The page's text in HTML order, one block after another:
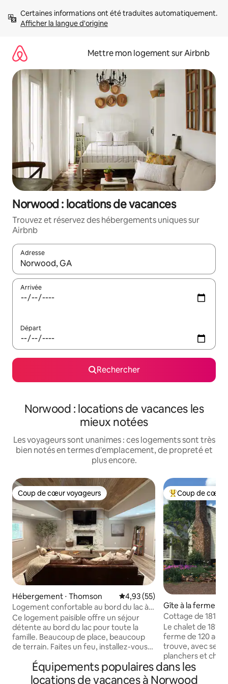
directement
Afficher la langue d'origine
Mettre mon logement sur Airbnb
Norwood : locations de vacances
Trouvez et réservez des hébergements uniques sur
Airbnb
Adresse
Lorsque les résultats s'affichent, utilisez les flèches vers le
Arrivée
Départ
Rechercher
Norwood : locations de vacances les
mieux notées
Les voyageurs sont unanimes : ces logements sont très
bien notés en termes d'emplacement, de propreté et
plus encore.
Coup de cœur voyageurs
Coup de cœur voyageurs
Hébergement ⋅ Thomson Évaluation moyenne sur la
4,93 (55)
Logement confortable au bord du lac à
Raysville
Ce logement paisible offre un séjour
détente au bord du lac pour toute la
famille. Beaucoup de place, beaucoup
de terrain. Faites un feu, installez-vous
jouez à des jeux, organisez un grand
dîner de famille dans la grande cuisine et
Coups de cœur
Coup de cœur
Gîte à la ferme ⋅
Cottage de 1811
Le chalet de 1811
ferme de 120
trouve, avec ses
planchers et
en planches de
colons historique
Équipements populaires dans les
locations de vacances à Norwood